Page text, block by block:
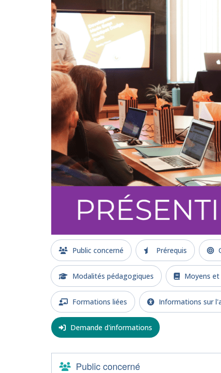
Public concerné Prérequis
Modalités pédagogiques Moyens
Formations liées Informations sur
Demande d'informations
Public concerné